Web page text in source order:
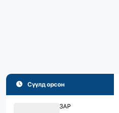
Сүүлд орсон
ЗАР